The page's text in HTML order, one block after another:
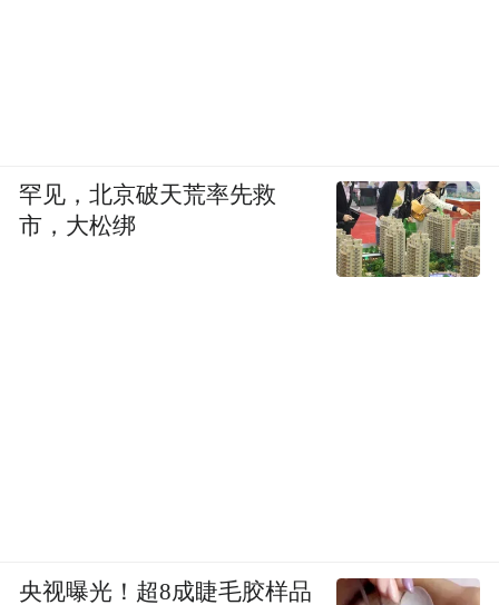
罕见，北京破天荒率先救
市，大松绑
央视曝光！超8成睫毛胶样品